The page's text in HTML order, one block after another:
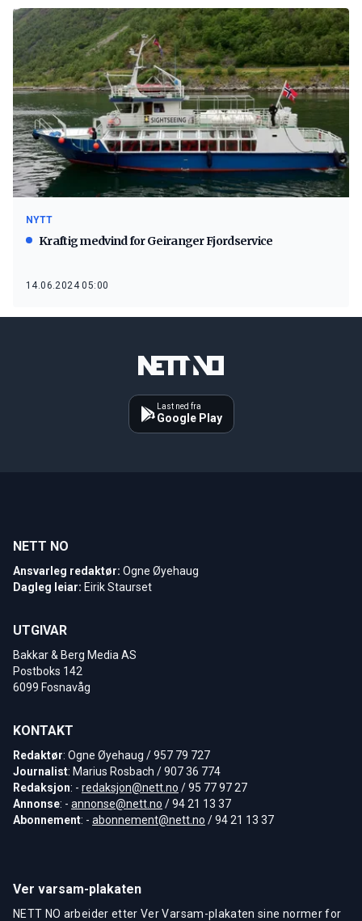
NYTT
Kraftig medvind for Geiranger Fjordservice
14.06.2024 05:00
Last ned fra
Google Play
NETT NO
Ansvarleg redaktør: Ogne Øyehaug
Dagleg leiar: Eirik Staurset
UTGIVAR
Bakkar & Berg Media AS
Postboks 142
6099 Fosnavåg
KONTAKT
Redaktør: Ogne Øyehaug / 957 79 727
Journalist: Marius Rosbach / 907 36 774
Redaksjon: - redaksjon@nett.no / 95 77 97 27
Annonse: - annonse@nett.no / 94 21 13 37
Abonnement: - abonnement@nett.no / 94 21 13 37
Ver varsam-plakaten
NETT NO arbeider etter Ver Varsam-plakaten sine normer for